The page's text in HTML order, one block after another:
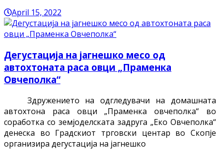
April 15, 2022
Дегустација на јагнешко месо од
автохтоната раса овци „Праменка
Овчеполка“
Здружението на одгледувачи на домашната
автохтона раса овци „Праменка овчеполка“ во
соработка со земјоделскaта задруга „Еко Овчеполка“
денеска во Градскиот трговски центар во Скопје
организира дегустација на јагнешко